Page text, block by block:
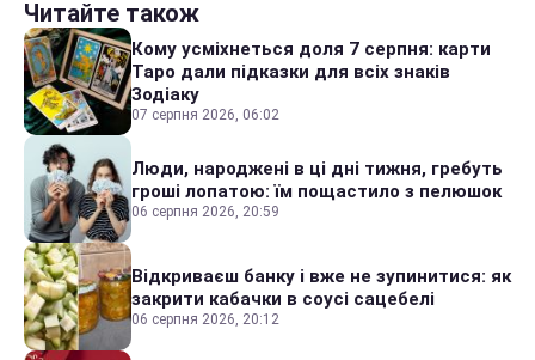
Читайте також
Кому усміхнеться доля 7 серпня: карти
Таро дали підказки для всіх знаків
Зодіаку
07 серпня 2026, 06:02
Люди, народжені в ці дні тижня, гребуть
гроші лопатою: їм пощастило з пелюшок
06 серпня 2026, 20:59
Відкриваєш банку і вже не зупинитися: як
закрити кабачки в соусі сацебелі
06 серпня 2026, 20:12